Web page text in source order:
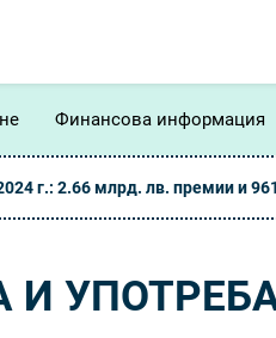
Финансова информация
г.: 2.66 млрд. лв. премии и
И